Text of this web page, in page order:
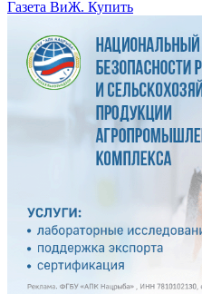
Газета ВиЖ. Купить